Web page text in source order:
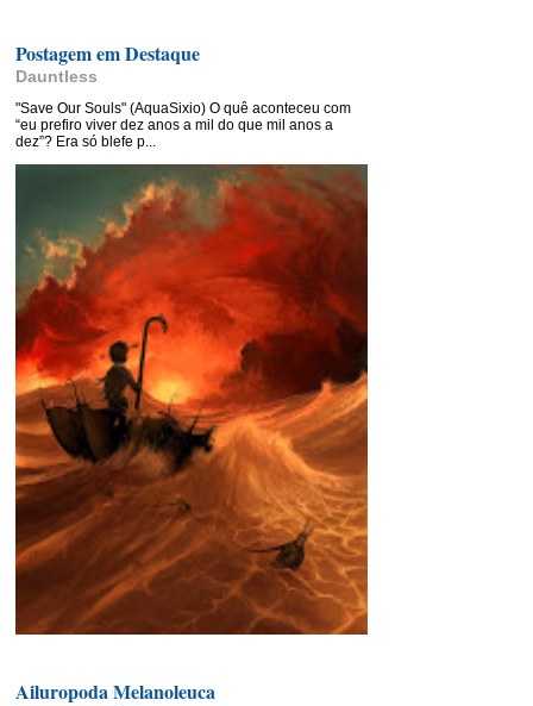
Postagem em Destaque
Dauntless
"Save Our Souls" (AquaSixio) O quê aconteceu com
“eu prefiro viver dez anos a mil do que mil anos a
dez”? Era só blefe p...
Ailuropoda Melanoleuca